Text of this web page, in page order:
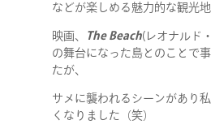
などが楽しめる魅力的な観光地
映画、 The Beach(レオナルド
の舞台になった島とのことで
たが、
サメに襲われるシーンがあり
くなりました（笑）